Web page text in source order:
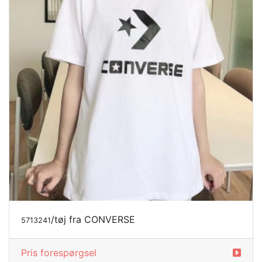
5713241/tøj fra CONVERSE
Pris forespørgsel